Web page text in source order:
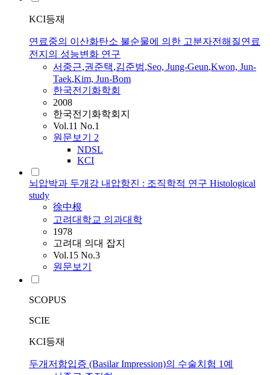
KCI등재
연료중의 이산화탄소 불순물에 의한 고분자전해질연료
전지의 성능변화 연구
서중근,권준택,김준범,Seo, Jung-Geun,Kwon, Jun-
Taek,Kim, Jun-Bom
한국전기화학회
2008
한국전기화학회지
Vol.11 No.1
원문보기 2
NDSL
KCI
뇌압박과 두개강 내압항진 : 조직학적 연구 Histological
study
徐中根
고려대학교 의과대학
1978
고려대 의대 잡지
Vol.15 No.3
원문보기
SCOPUS
SCIE
KCI등재
두개저함입증 (Basilar Impression)의 수술치험 1예